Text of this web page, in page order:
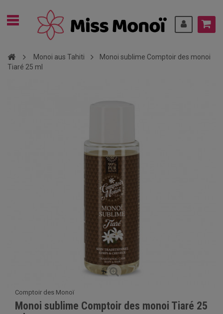
Monoi aus Tahiti
Monoi sublime Comptoir des monoi
Tiaré 25 ml
Comptoir des Monoï
Monoi sublime Comptoir des monoi Tiaré 25